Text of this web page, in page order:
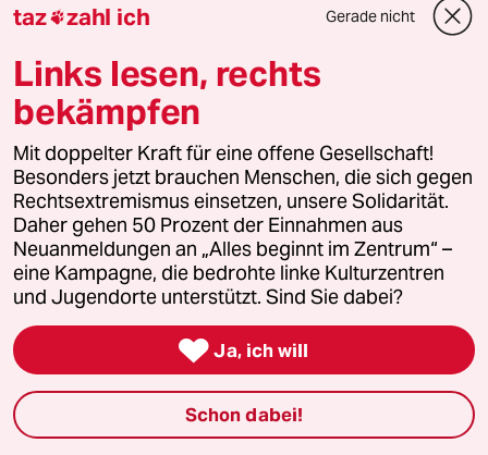
Podcast
bundestalk
fernverbindung
Mauerecho
Freie Rede
taz zahl ich Gerade nicht
Links lesen, rechts
bekämpfen
Mit doppelter Kraft für eine offene Gesellschaft!
Besonders jetzt brauchen Menschen, die sich gegen
Rechtsextremismus einsetzen, unsere Solidarität.
Daher gehen 50 Prozent der Einnahmen aus
Neuanmeldungen an „Alles beginnt im Zentrum“ –
eine Kampagne, die bedrohte linke Kulturzentren
und Jugendorte unterstützt. Sind Sie dabei?
 Ja, ich will
Schon dabei!